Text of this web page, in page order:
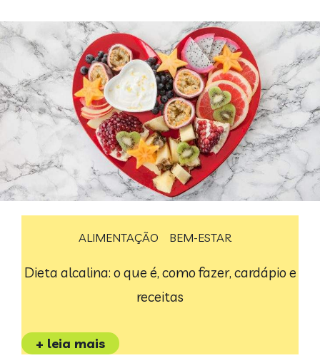
ALIMENTAÇÃO BEM-ESTAR
Dieta alcalina: o que é, como fazer, cardápio e
receitas
+ leia mais